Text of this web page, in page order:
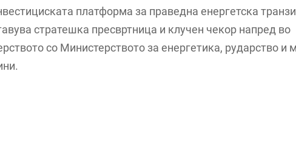
платформа за праведна енергетска
стратешка пресвртница и клучен чекор напред во
со Министерството за енергетика, рударство и